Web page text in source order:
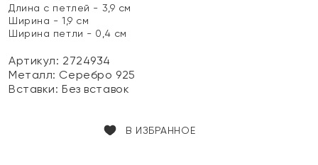
Длина с петлей - 3,9 см
Ширина - 1,9 см
Ширина петли - 0,4 см
Артикул: 2724934
Металл: Серебро 925
Вставки:Без вставок
В ИЗБРАННОЕ